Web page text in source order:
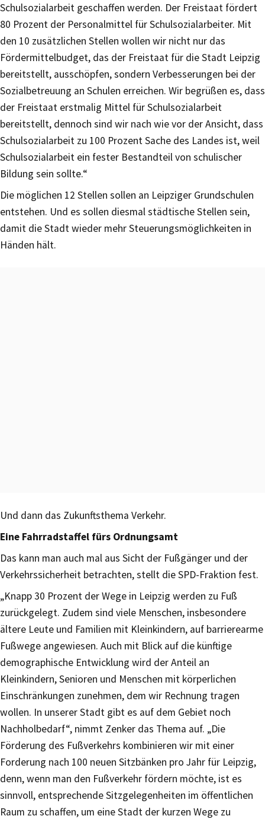
Schulsozialarbeit geschaffen werden. Der Freistaat fördert
80 Prozent der Personalmittel für Schulsozialarbeiter. Mit
den 10 zusätzlichen Stellen wollen wir nicht nur das
Fördermittelbudget, das der Freistaat für die Stadt Leipzig
bereitstellt, ausschöpfen, sondern Verbesserungen bei der
Sozialbetreuung an Schulen erreichen. Wir begrüßen es, dass
der Freistaat erstmalig Mittel für Schulsozialarbeit
bereitstellt, dennoch sind wir nach wie vor der Ansicht, dass
Schulsozialarbeit zu 100 Prozent Sache des Landes ist, weil
Schulsozialarbeit ein fester Bestandteil von schulischer
Bildung sein sollte.“
Die möglichen 12 Stellen sollen an Leipziger Grundschulen
entstehen. Und es sollen diesmal städtische Stellen sein,
damit die Stadt wieder mehr Steuerungsmöglichkeiten in
Händen hält.
Und dann das Zukunftsthema Verkehr.
Eine Fahrradstaffel fürs Ordnungsamt
Das kann man auch mal aus Sicht der Fußgänger und der
Verkehrssicherheit betrachten, stellt die SPD-Fraktion fest.
„Knapp 30 Prozent der Wege in Leipzig werden zu Fuß
zurückgelegt. Zudem sind viele Menschen, insbesondere
ältere Leute und Familien mit Kleinkindern, auf barrierearme
Fußwege angewiesen. Auch mit Blick auf die künftige
demographische Entwicklung wird der Anteil an
Kleinkindern, Senioren und Menschen mit körperlichen
Einschränkungen zunehmen, dem wir Rechnung tragen
wollen. In unserer Stadt gibt es auf dem Gebiet noch
Nachholbedarf“, nimmt Zenker das Thema auf. „Die
Förderung des Fußverkehrs kombinieren wir mit einer
Forderung nach 100 neuen Sitzbänken pro Jahr für Leipzig,
denn, wenn man den Fußverkehr fördern möchte, ist es
sinnvoll, entsprechende Sitzgelegenheiten im öffentlichen
Raum zu schaffen, um eine Stadt der kurzen Wege zu